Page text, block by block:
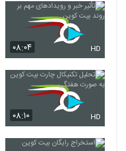
۰۸:۰۴ HD
۰۸:۱۰ HD